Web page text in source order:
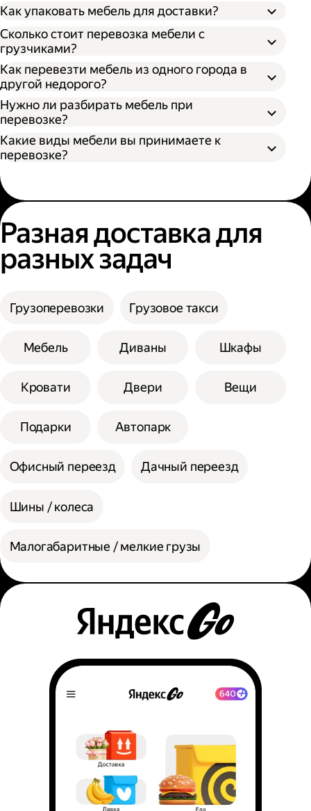
Откройте приложение Яндекс Go или сайт;
Выберите тип кузова и количество
Укажите адрес отправления и получения;
Нажмите кнопку «Заказать».
Как упаковать мебель для доставки?
Разобрать поддающуюся разборке
мебель;
Упаковать разобранную мебель в стретч-
пленку, воздушно-пузырьковую пленку или
другой надежный материал;
Упаковать неразборную мебель в картон
или поролон.
Сколько стоит перевозка мебели с
грузчиками?
Как перевезти мебель из одного города в
другой недорого?
Нужно ли разбирать мебель при
перевозке?
Какие виды мебели вы принимаете к
перевозке?
Разная доставка для
разных задач
Грузоперевозки Грузовое такси
Мебель Диваны Шкафы
Кровати Двери Вещи
Подарки Автопарк
Офисный переезд Дачный переезд
Шины / колеса
Малогабаритные / мелкие грузы